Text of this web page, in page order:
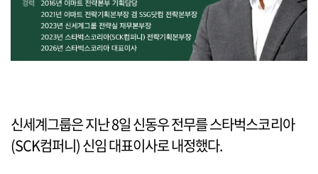
신세계그룹은 지난 8일 신동우 전무를 스타벅스코리아
(SCK컴퍼니) 신임 대표이사로 내정했다.